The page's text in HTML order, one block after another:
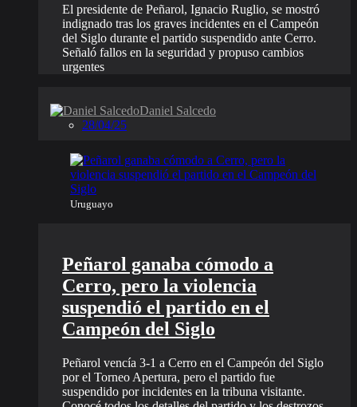
El presidente de Peñarol, Ignacio Ruglio, se mostró
indignado tras los graves incidentes en el Campeón
del Siglo durante el partido suspendido ante Cerro.
Señaló fallos en la seguridad y propuso cambios
urgentes
Daniel Salcedo
28/04/25
Uruguayo
Peñarol ganaba cómodo a
Cerro, pero la violencia
suspendió el partido en el
Campeón del Siglo
Peñarol vencía 3-1 a Cerro en el Campeón del Siglo
por el Torneo Apertura, pero el partido fue
suspendido por incidentes en la tribuna visitante.